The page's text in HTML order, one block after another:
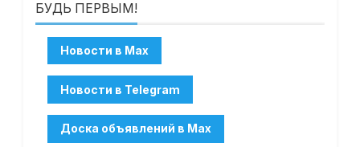
БУДЬ ПЕРВЫМ!